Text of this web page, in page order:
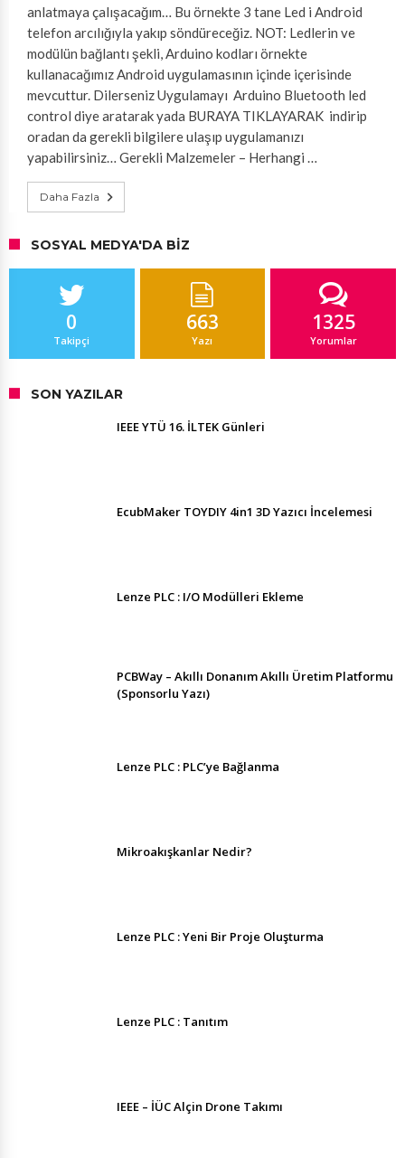
anlatmaya çalışacağım… Bu örnekte 3 tane Led i Android
telefon arcılığıyla yakıp söndüreceğiz. NOT: Ledlerin ve
modülün bağlantı şekli, Arduino kodları örnekte
kullanacağımız Android uygulamasının içinde içerisinde
mevcuttur. Dilerseniz Uygulamayı Arduino Bluetooth led
control diye aratarak yada BURAYA TIKLAYARAK indirip
oradan da gerekli bilgilere ulaşıp uygulamanızı
yapabilirsiniz… Gerekli Malzemeler – Herhangi …
Daha Fazla
SOSYAL MEDYA'DA BIZ
0
Takipçi
663
Yazı
1325
Yorumlar
SON YAZILAR
IEEE YTÜ 16. İLTEK Günleri
EcubMaker TOYDIY 4in1 3D Yazıcı İncelemesi
Lenze PLC : I/O Modülleri Ekleme
PCBWay – Akıllı Donanım Akıllı Üretim Platformu
(Sponsorlu Yazı)
Lenze PLC : PLC’ye Bağlanma
Mikroakışkanlar Nedir?
Lenze PLC : Yeni Bir Proje Oluşturma
Lenze PLC : Tanıtım
IEEE – İÜC Alçin Drone Takımı